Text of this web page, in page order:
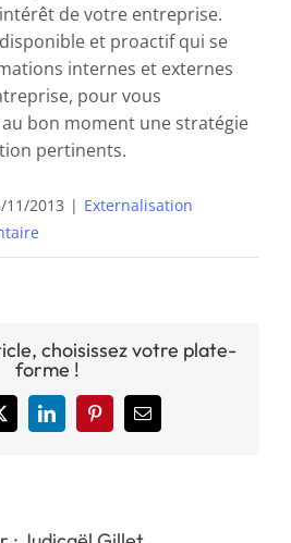
de votre entreprise.
et proactif qui se
internes et externes
pour vous
bon moment une stratégie
pertinents.
11/2013 | Externalisation
choisissez votre plate-
forme !
LinkedInPinterestEmail